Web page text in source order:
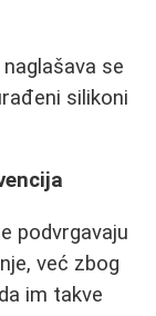
se
silikoni
podvrgavaju
već zbog
im takve